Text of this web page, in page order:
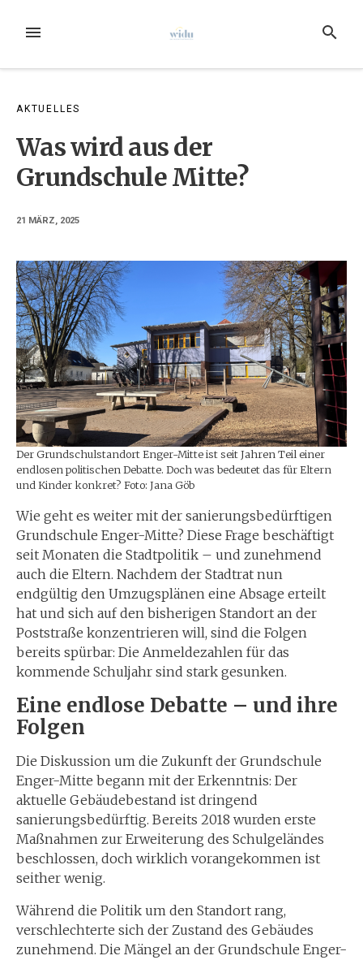
InhaltMENÜ SUCHE
AKTUELLES
Was wird aus der
Grundschule Mitte?
21 MÄRZ, 2025
Der Grundschulstandort Enger-Mitte ist seit Jahren Teil einer
endlosen politischen Debatte. Doch was bedeutet das für Eltern
und Kinder konkret? Foto: Jana Göb
Wie geht es weiter mit der sanierungsbedürftigen
Grundschule Enger-Mitte? Diese Frage beschäftigt
seit Monaten die Stadtpolitik – und zunehmend
auch die Eltern. Nachdem der Stadtrat nun
endgültig den Umzugsplänen eine Absage erteilt
hat und sich auf den bisherigen Standort an der
Poststraße konzentrieren will, sind die Folgen
bereits spürbar: Die Anmeldezahlen für das
kommende Schuljahr sind stark gesunken.
Eine endlose Debatte – und ihre
Folgen
Die Diskussion um die Zukunft der Grundschule
Enger-Mitte begann mit der Erkenntnis: Der
aktuelle Gebäudebestand ist dringend
sanierungsbedürftig. Bereits 2018 wurden erste
Maßnahmen zur Erweiterung des Schulgeländes
beschlossen, doch wirklich vorangekommen ist
seither wenig.
Während die Politik um den Standort rang,
verschlechterte sich der Zustand des Gebäudes
zunehmend. Die Mängel an der Grundschule Enger-